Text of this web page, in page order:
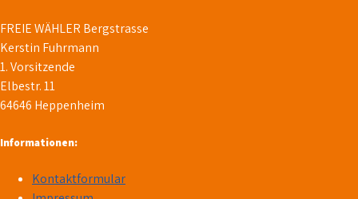
FREIE WÄHLER Bergstrasse
Kerstin Fuhrmann
1. Vorsitzende
Elbestr. 11
64646 Heppenheim
Informationen:
Kontaktformular